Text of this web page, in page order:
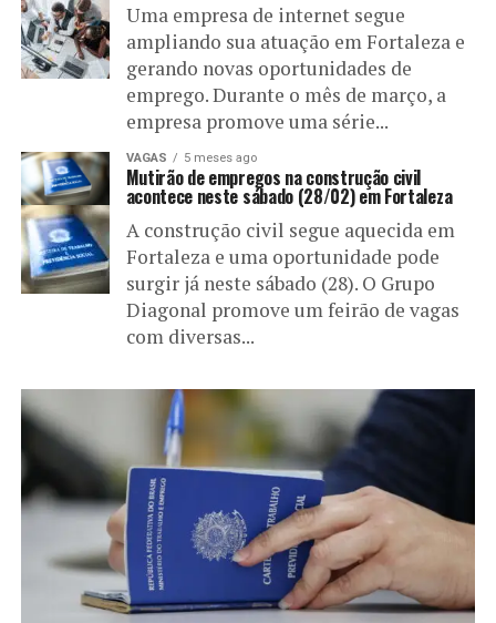
Uma empresa de internet segue
ampliando sua atuação em Fortaleza e
gerando novas oportunidades de
emprego. Durante o mês de março, a
empresa promove uma série...
VAGAS 5 meses ago
Mutirão de empregos na construção civil
acontece neste sábado (28/02) em Fortaleza
A construção civil segue aquecida em
Fortaleza e uma oportunidade pode
surgir já neste sábado (28). O Grupo
Diagonal promove um feirão de vagas
com diversas...